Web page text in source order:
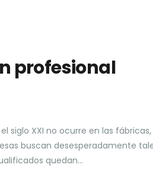
profesional
siglo XXI no ocurre en las
buscan desesperadamente
quedan…